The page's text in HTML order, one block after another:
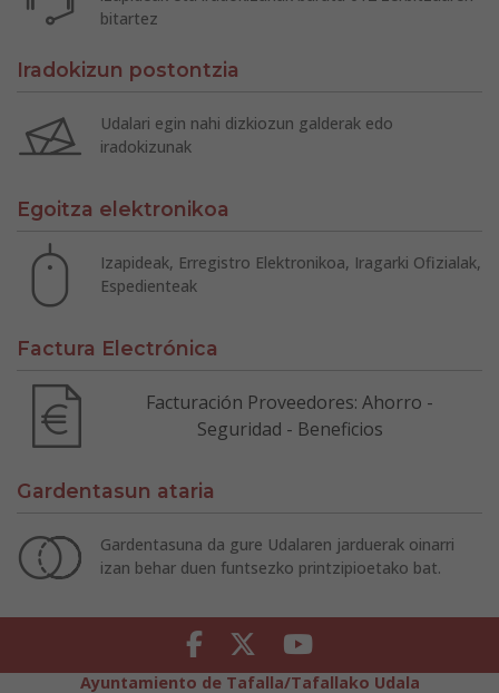
bitartez
Iradokizun postontzia
Udalari egin nahi dizkiozun galderak edo
iradokizunak
Egoitza elektronikoa
Izapideak, Erregistro Elektronikoa, Iragarki Ofizialak,
Espedienteak
Factura Electrónica
Facturación Proveedores: Ahorro -
Seguridad - Beneficios
Gardentasun ataria
Gardentasuna da gure Udalaren jarduerak oinarri
izan behar duen funtsezko printzipioetako bat.
Facebook Twitter Youtube
Ayuntamiento de Tafalla/Tafallako Udala